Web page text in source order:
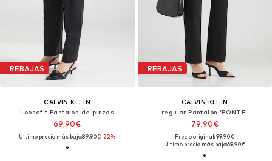
REBAJAS
CALVIN KLEIN
Loosefit Pantalón de pinzas
69,90€
Último precio más bajo:89,90€-22%
REBAJAS
CALVIN KLEIN
regular Pantalón 'PONTE'
79,90€
Precio original: 99,90€
Último precio más bajo:69,90€